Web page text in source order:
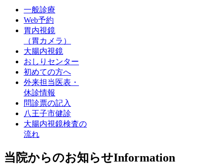
一般診療
Web予約
胃内視鏡
（胃カメラ）
大腸内視鏡
おしりセンター
初めての方へ
外来担当医表・
休診情報
問診票の記入
八王子市健診
大腸内視鏡検査の
流れ
当院からのお知らせInformation